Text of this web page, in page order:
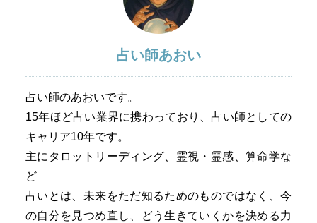
占い師あおい
占い師のあおいです。
15年ほど占い業界に携わっており、占い師としての
キャリア10年です。
主にタロットリーディング、霊視・霊感、算命学な
ど
占いとは、未来をただ知るためのものではなく、今
の自分を見つめ直し、どう生きていくかを決める力